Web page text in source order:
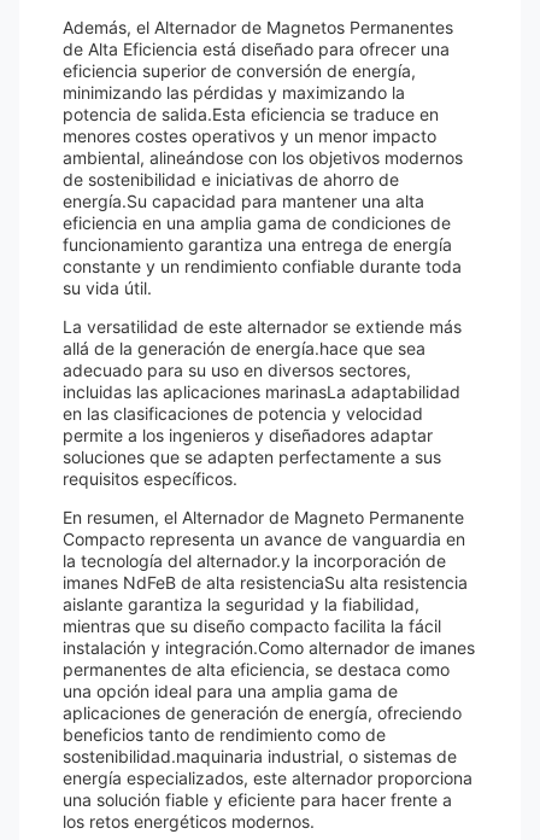
Además, el Alternador de Magnetos Permanentes
de Alta Eficiencia está diseñado para ofrecer una
eficiencia superior de conversión de energía,
minimizando las pérdidas y maximizando la
potencia de salida.Esta eficiencia se traduce en
menores costes operativos y un menor impacto
ambiental, alineándose con los objetivos modernos
de sostenibilidad e iniciativas de ahorro de
energía.Su capacidad para mantener una alta
eficiencia en una amplia gama de condiciones de
funcionamiento garantiza una entrega de energía
constante y un rendimiento confiable durante toda
su vida útil.
La versatilidad de este alternador se extiende más
allá de la generación de energía.hace que sea
adecuado para su uso en diversos sectores,
incluidas las aplicaciones marinasLa adaptabilidad
en las clasificaciones de potencia y velocidad
permite a los ingenieros y diseñadores adaptar
soluciones que se adapten perfectamente a sus
requisitos específicos.
En resumen, el Alternador de Magneto Permanente
Compacto representa un avance de vanguardia en
la tecnología del alternador.y la incorporación de
imanes NdFeB de alta resistenciaSu alta resistencia
aislante garantiza la seguridad y la fiabilidad,
mientras que su diseño compacto facilita la fácil
instalación y integración.Como alternador de imanes
permanentes de alta eficiencia, se destaca como
una opción ideal para una amplia gama de
aplicaciones de generación de energía, ofreciendo
beneficios tanto de rendimiento como de
sostenibilidad.maquinaria industrial, o sistemas de
energía especializados, este alternador proporciona
una solución fiable y eficiente para hacer frente a
los retos energéticos modernos.